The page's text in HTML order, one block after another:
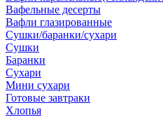
Вафельные десерты
Вафли глазированные
Сушки/баранки/сухари
Сушки
Баранки
Сухари
Мини сухари
Готовые завтраки
Хлопья